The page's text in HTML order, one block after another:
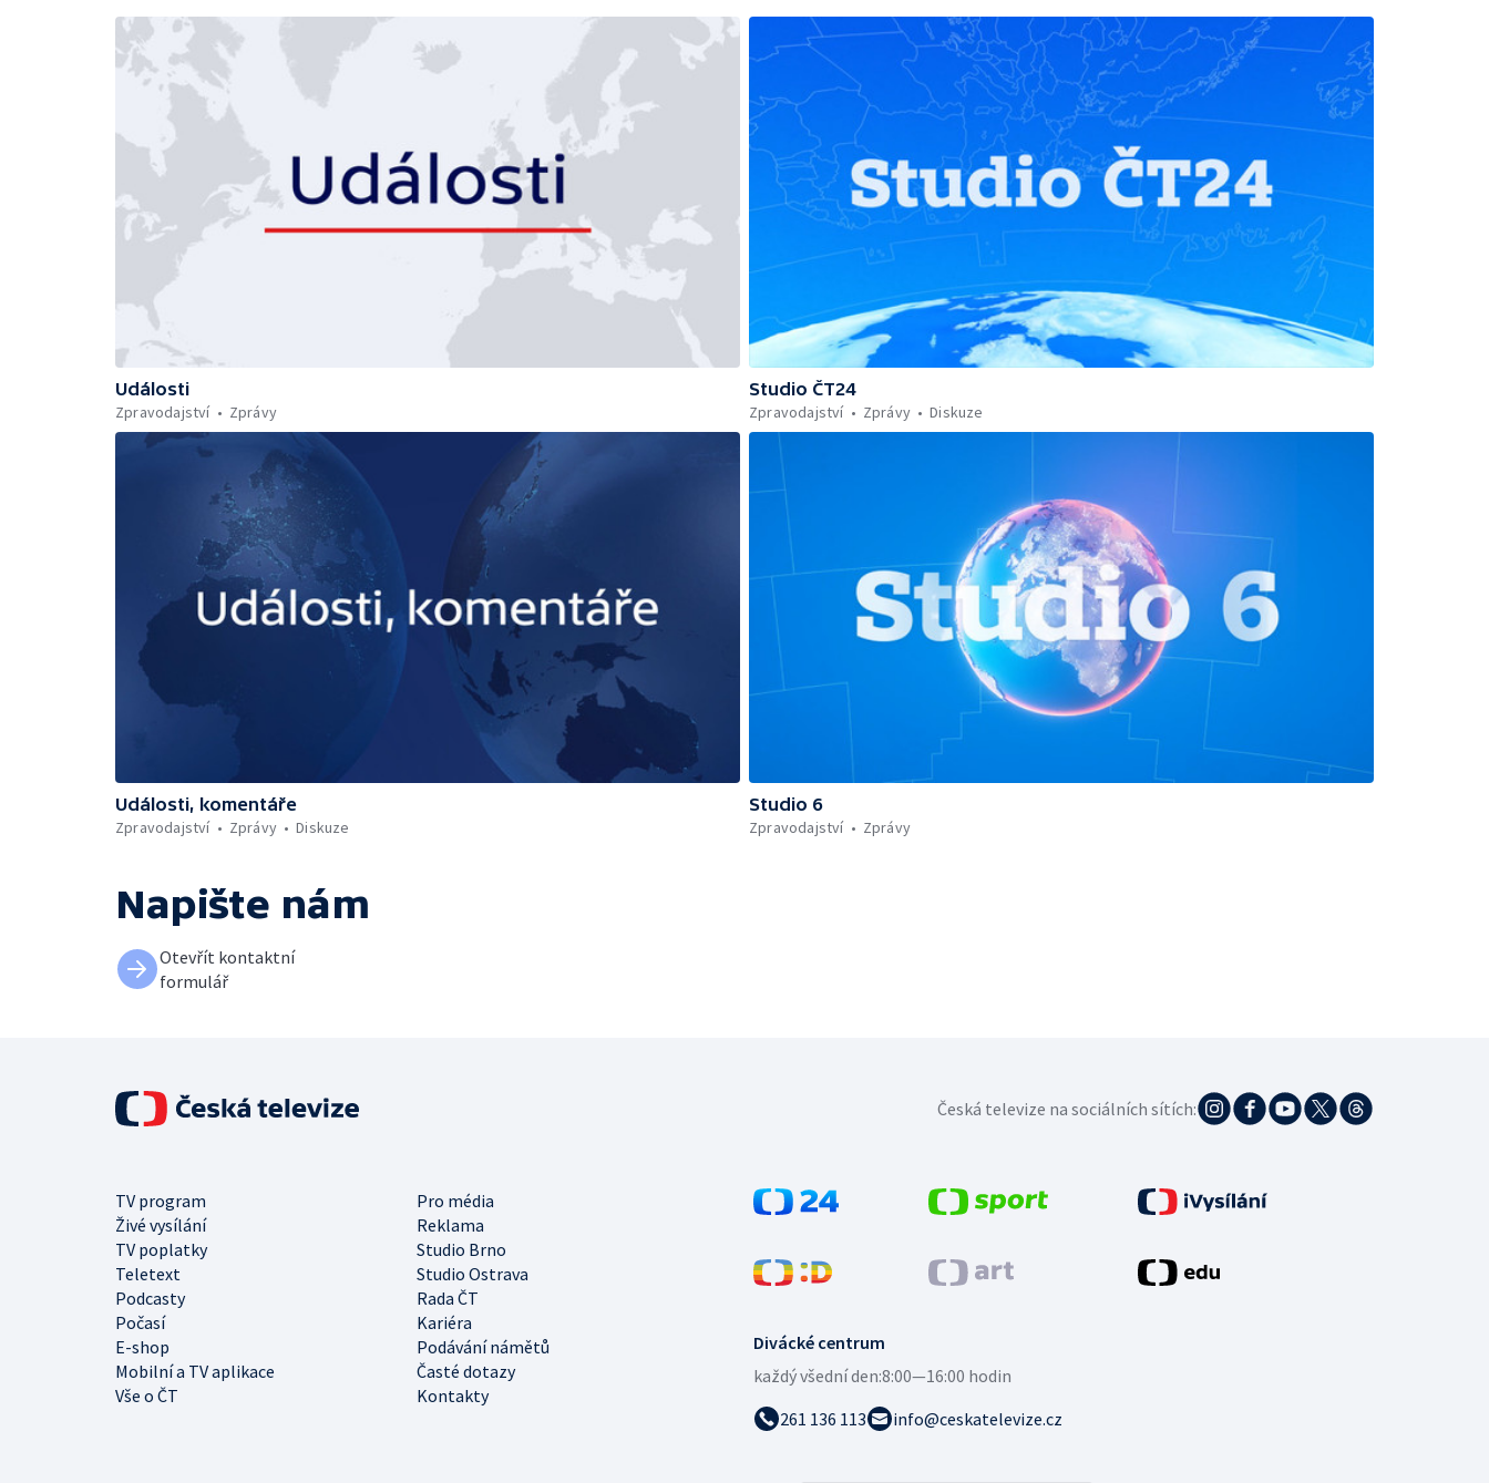
Události
Zpravodajství
Zprávy
Studio ČT24
Zpravodajství
Zprávy Diskuze
Události, komentáře
Zpravodajství
Zprávy Diskuze
Studio 6
Zpravodajství
Zprávy
Napište nám
Otevřít kontaktní
formulář
Divácké centrum
každý všední den:8:00—16:00 hodin
261 136 113
info@ceskatelevize.cz
TV program
Pro média
Živé vysílání
Reklama
TV poplatky
Studio Brno
Teletext
Studio Ostrava
Podcasty
Rada ČT
Počasí
Kariéra
E-shop
Podávání námětů
Mobilní a TV aplikace
Časté dotazy
Vše o ČT
Kontakty
Česká televize na sociálních sítích: